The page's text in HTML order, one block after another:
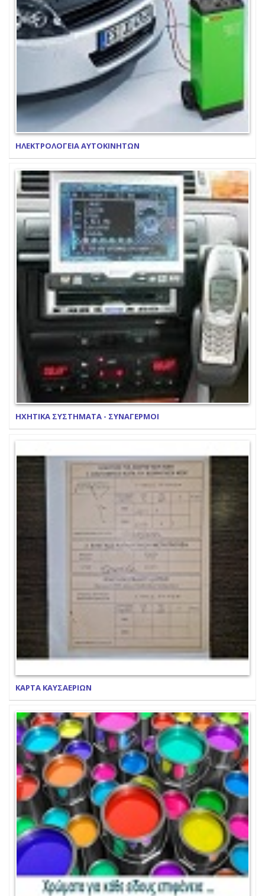
ΗΛΕΚΤΡΟΛΟΓΕΙΑ ΑΥΤΟΚΙΝΗΤΩΝ
ΗΧΗΤΙΚΑ ΣΥΣΤΗΜΑΤΑ - ΣΥΝΑΓΕΡΜΟΙ
ΚΑΡΤΑ ΚΑΥΣΑΕΡΙΩΝ